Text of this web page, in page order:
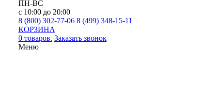
ПН-ВС
с 10:00 до 20:00
8 (800) 302-77-06 8 (499) 348-15-11
КОРЗИНА
0 товаров. Заказать звонок
Меню